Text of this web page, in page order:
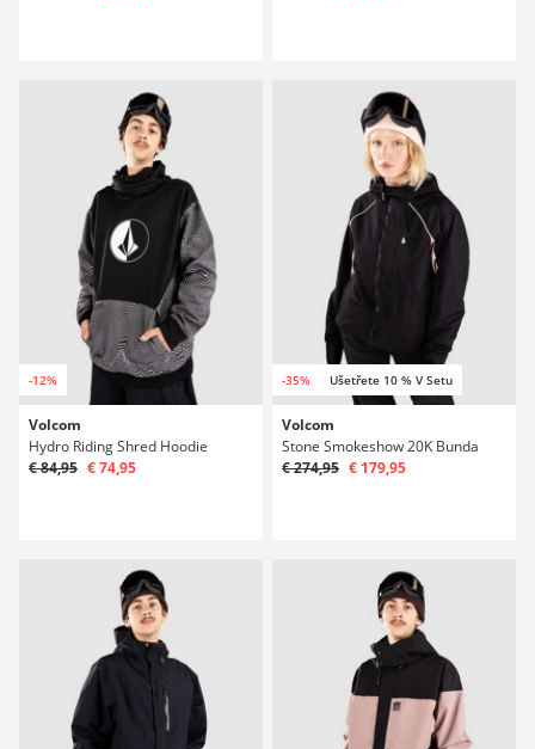
-12%
Volcom
Hydro Riding Shred Hoodie
€ 84,95 € 74,95
-35% Ušetřete 10 % V Setu
Volcom
Stone Smokeshow 20K Bunda
€ 274,95 € 179,95